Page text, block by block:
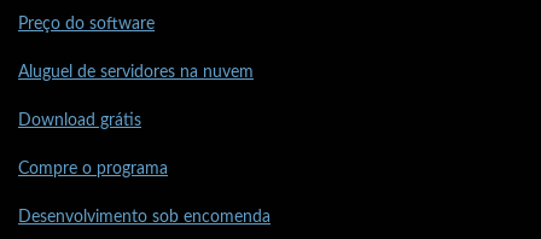
Preço do software
Aluguel de servidores na nuvem
Download grátis
Compre o programa
Desenvolvimento sob encomenda